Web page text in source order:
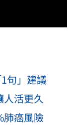
句」建議
人活更久
肺癌風險